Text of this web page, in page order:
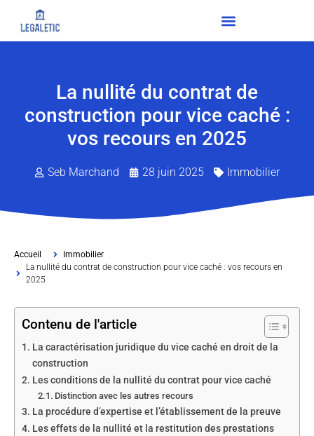
La nullité du contrat de
construction pour vice caché :
vos recours en 2025
Seb Marchand 28 juin 2025 Immobilier
Accueil
Immobilier
La nullité du contrat de construction pour vice caché : vos recours en
2025
Contenu de l'article
La caractérisation juridique du vice caché en droit de la
construction
Les conditions de la nullité du contrat pour vice caché
Distinction avec les autres recours
La procédure d’expertise et l’établissement de la preuve
Les effets de la nullité et la restitution des prestations